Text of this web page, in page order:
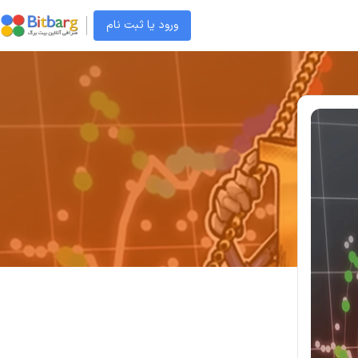
ورود یا ثبت نام